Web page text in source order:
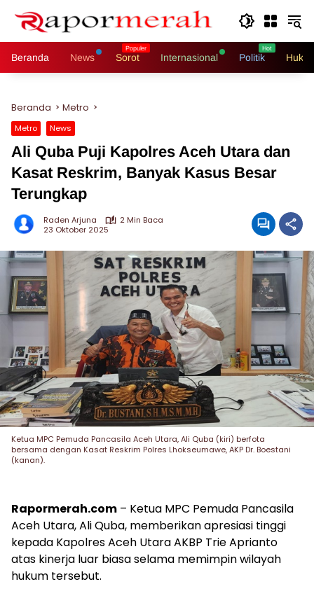
Beranda News Sorot Internasional Politik
Beranda Metro
Metro News
Ali Quba Puji Kapolres Aceh Utara dan
Kasat Reskrim, Banyak Kasus Besar
Terungkap
Raden Arjuna
2 Min Baca
23 Oktober 2025
Ketua MPC Pemuda Pancasila Aceh Utara, Ali Quba (kiri) berfota
bersama dengan Kasat Reskrim Polres Lhokseumawe, AKP Dr. Boestani
(kanan).
Rapormerah.com – Ketua MPC Pemuda Pancasila
Aceh Utara, Ali Quba, memberikan apresiasi tinggi
kepada Kapolres Aceh Utara AKBP Trie Aprianto
atas kinerja luar biasa selama memimpin wilayah
hukum tersebut.